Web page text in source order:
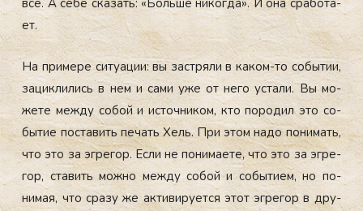
всё. А се­бе ска­зать: «Боль­ше ни­ког­да». И она сра­бота­
ет.
На при­мере си­ту­ации: вы зас­тря­ли в ка­ком-то со­бытии,
за­цик­ли­лись в нем и са­ми уже от не­го ус­та­ли. Вы мо­
жете меж­ду со­бой и ис­точни­ком, кто по­родил это со­
бытие пос­та­вить пе­чать Хель. При этом на­до по­нимать,
что это за эг­ре­гор. Ес­ли не по­нима­ете, что это за эг­ре­
гор, ста­вить мож­но меж­ду со­бой и со­быти­ем, но по­
нимая, что сра­зу же ак­ти­виру­ет­ся этот эг­ре­гор в дру­